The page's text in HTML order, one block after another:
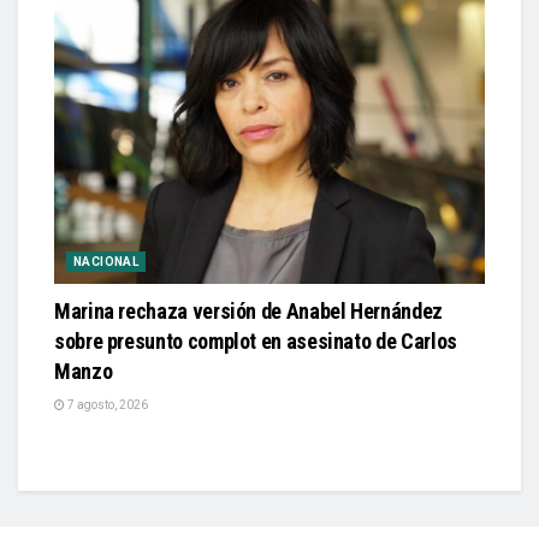
NACIONAL
Marina rechaza versión de Anabel Hernández
sobre presunto complot en asesinato de Carlos
Manzo
7 agosto, 2026